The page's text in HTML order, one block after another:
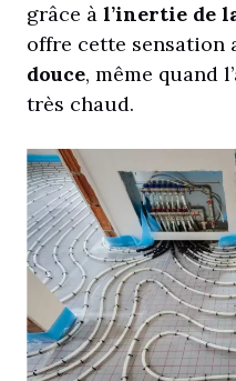
grâce à l’inertie de
offre cette sensation
douce, même quand
très chaud.